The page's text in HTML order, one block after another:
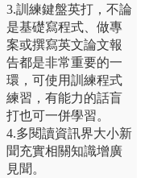
3.訓練鍵盤英打，不論
是基礎寫程式、做專
案或撰寫英文論文報
告都是非常重要的一
環，可使用訓練程式
練習，有能力的話盲
打也可一併學習。
4.多閱讀資訊界大小新
聞充實相關知識增廣
見聞。